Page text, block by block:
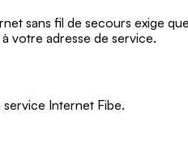
sans fil de secours exige
votre adresse de service.
service Internet Fibe.